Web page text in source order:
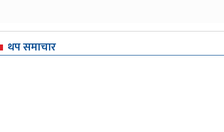
थप समाचार